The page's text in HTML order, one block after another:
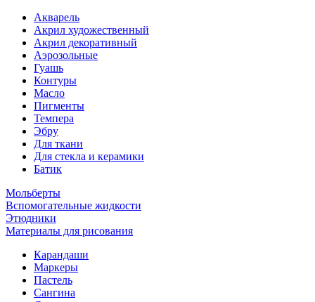
Акварель
Акрил художественный
Акрил декоративный
Аэрозольные
Гуашь
Контуры
Масло
Пигменты
Темпера
Эбру
Для ткани
Для стекла и керамики
Батик
Мольберты
Вспомогательные жидкости
Этюдники
Материалы для рисования
Карандаши
Маркеры
Пастель
Сангина